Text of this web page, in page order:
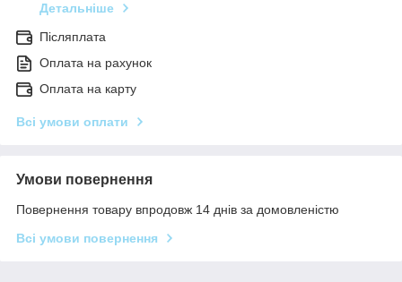
Детальніше
Післяплата
Оплата на рахунок
Оплата на карту
Всі умови оплати
Умови повернення
Повернення товару впродовж 14 днів за домовленістю
Всі умови повернення